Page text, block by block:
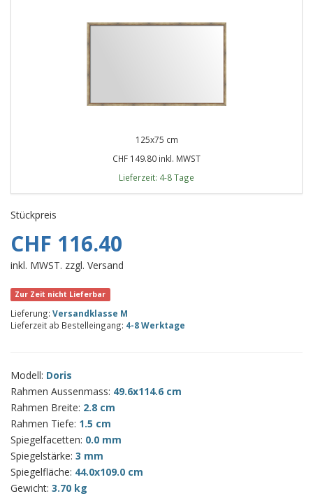
125x75 cm
CHF 149.80 inkl. MWST
Lieferzeit: 4-8 Tage
Stückpreis
CHF 116.40
inkl. MWST. zzgl. Versand
Zur Zeit nicht Lieferbar
Lieferung: Versandklasse M
Lieferzeit ab Bestelleingang: 4-8 Werktage
Modell: Doris
Rahmen Aussenmass: 49.6x114.6 cm
Rahmen Breite: 2.8 cm
Rahmen Tiefe: 1.5 cm
Spiegelfacetten: 0.0 mm
Spiegelstärke: 3 mm
Spiegelfläche: 44.0x109.0 cm
Gewicht: 3.70 kg